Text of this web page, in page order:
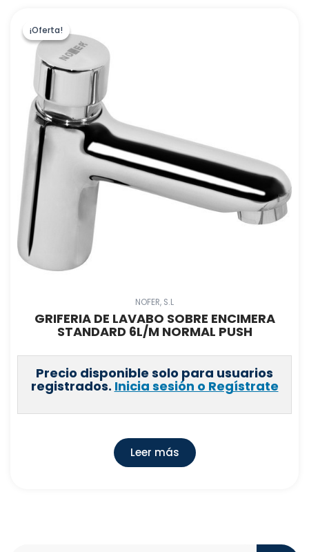
¡Oferta!
¡Oferta!
NOFER, S.L
GRIFERIA DE LAVABO SOBRE ENCIMERA
STANDARD 6L/M NORMAL PUSH
Precio disponible solo para usuarios
registrados. Inicia sesión o Regístrate
Leer más